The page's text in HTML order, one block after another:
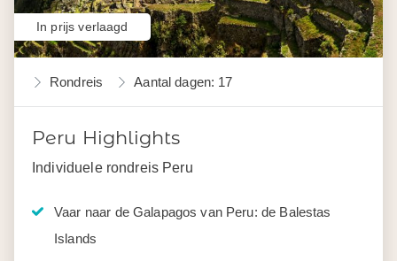
Rondreis Aantal dagen: 17
Peru Highlights
Individuele rondreis Peru
Vaar naar de Galapagos van Peru: de Balestas
Islands
In prijs verlaagd